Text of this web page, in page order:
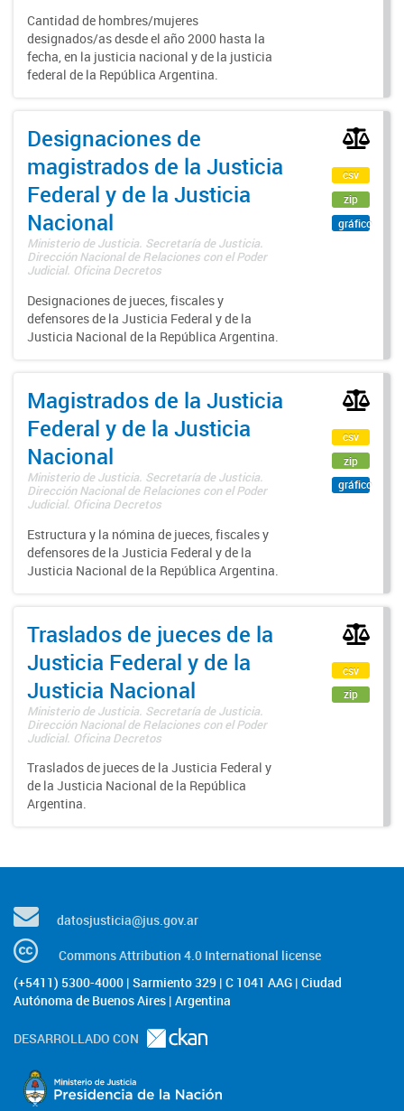
Cantidad de hombres/mujeres
designados/as desde el año 2000 hasta la
fecha, en la justicia nacional y de la justicia
federal de la República Argentina.
Designaciones de
magistrados de la Justicia
Federal y de la Justicia
Nacional
Ministerio de Justicia. Secretaría de Justicia.
Dirección Nacional de Relaciones con el Poder
Judicial. Oficina Decretos
Designaciones de jueces, fiscales y
defensores de la Justicia Federal y de la
Justicia Nacional de la República Argentina.
csv
zip
gráfico
Magistrados de la Justicia
Federal y de la Justicia
Nacional
Ministerio de Justicia. Secretaría de Justicia.
Dirección Nacional de Relaciones con el Poder
Judicial. Oficina Decretos
Estructura y la nómina de jueces, fiscales y
defensores de la Justicia Federal y de la
Justicia Nacional de la República Argentina.
csv
zip
gráfico
Traslados de jueces de la
Justicia Federal y de la
Justicia Nacional
Ministerio de Justicia. Secretaría de Justicia.
Dirección Nacional de Relaciones con el Poder
Judicial. Oficina Decretos
Traslados de jueces de la Justicia Federal y
de la Justicia Nacional de la República
Argentina.
csv
zip
datosjusticia@jus.gov.ar
Commons Attribution 4.0 International license
(+5411) 5300-4000 | Sarmiento 329 | C 1041 AAG | Ciudad
Autónoma de Buenos Aires | Argentina
DESARROLLADO CON